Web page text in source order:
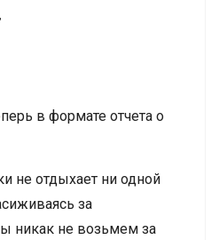
полностью
по клиенту,
в формате отчета о
не отдыхает ни одной
за
никак не возьмем за